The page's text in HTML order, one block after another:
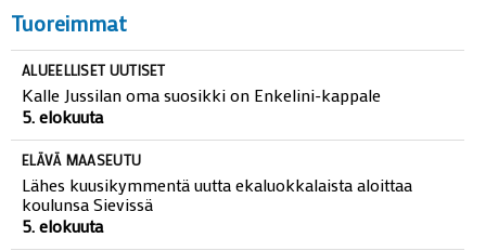
Tuoreimmat
ALUEELLISET UUTISET
Kalle Jussilan oma suosikki on Enkelini-kappale
5. elokuuta
ELÄVÄ MAASEUTU
Lähes kuusikymmentä uutta ekaluokkalaista aloittaa
koulunsa Sievissä
5. elokuuta